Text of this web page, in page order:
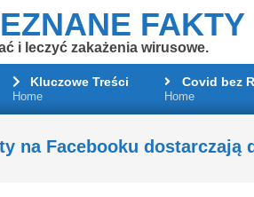
FAKTY
i leczyć zakażenia wirusowe.
Kluczowe Treści
Home
Covid bez
Home
na Facebooku dostarczają